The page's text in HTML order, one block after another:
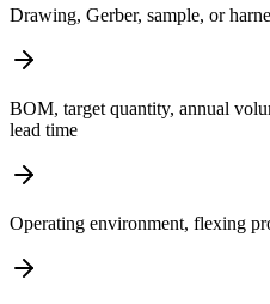
Drawing, Gerber, sample, or
BOM, target quantity, annual
lead time
Operating environment, flexing